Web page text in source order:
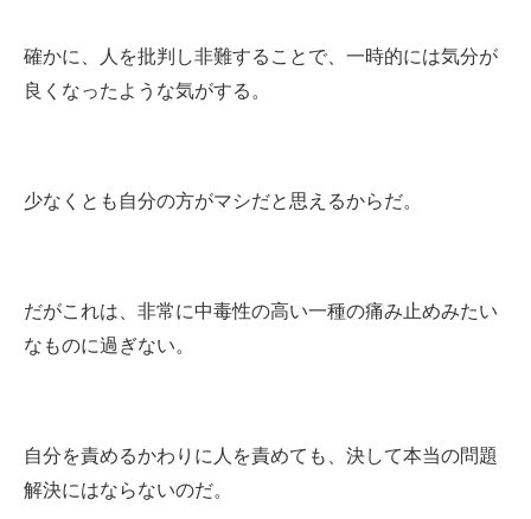
確かに、人を批判し非難することで、一時的には気分が
良くなったような気がする。
少なくとも自分の方がマシだと思えるからだ。
だがこれは、非常に中毒性の高い一種の痛み止めみたい
なものに過ぎない。
自分を責めるかわりに人を責めても、決して本当の問題
解決にはならないのだ。